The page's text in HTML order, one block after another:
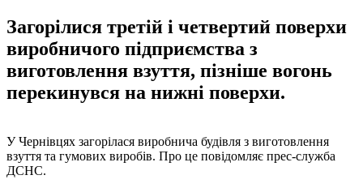
Загорілися третій і четвертий поверхи
виробничого підприємства з
виготовлення взуття, пізніше вогонь
перекинувся на нижні поверхи.
У Чернівцях загорілася виробнича будівля з виготовлення
взуття та гумових виробів. Про це повідомляє прес-служба
ДСНС.